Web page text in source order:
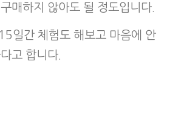
매하지 않아도 될 정도입니다.
일간 체험도 해보고 마음에 안
고 합니다.